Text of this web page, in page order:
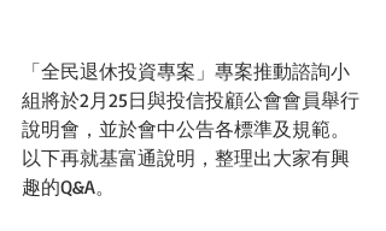
「全民退休投資專案」專案推動諮詢小
組將於2月25日與投信投顧公會會員舉行
說明會，並於會中公告各標準及規範。
以下再就基富通說明，整理出大家有興
趣的Q&A。